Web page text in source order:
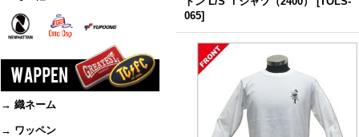
→ 織ネーム
→ ワッペン
065]